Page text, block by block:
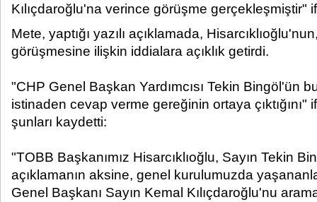
Kılıçdaroğlu'na verince görüşme gerçekleşmiştir"
Mete, yaptığı yazılı açıklamada,
görüşmesine ilişkin iddialara açıklık getirdi.
"CHP Genel Başkan Yardımcısı Tekin Bingöl'ün
istinaden cevap verme gereğinin ortaya
şunları kaydetti:
"TOBB Başkanımız Hisarcıklıoğlu, Sayın Tekin
açıklamanın aksine, genel kurulumuzda
Genel Başkanı Sayın Kemal Kılıçdaroğlu'nu